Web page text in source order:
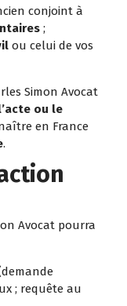
conjoint à
;
ou celui de vos
Simon Avocat
ou le
en France
.
Avocat pourra
; requête au